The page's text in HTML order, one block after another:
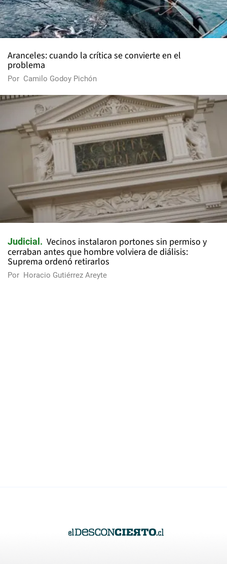
Aranceles: cuando la crítica se convierte en el
problema
Por Camilo Godoy Pichón
Judicial
Vecinos instalaron portones sin permiso y
cerraban antes que hombre volviera de diálisis:
Suprema ordenó retirarlos
Por Horacio Gutiérrez Areyte